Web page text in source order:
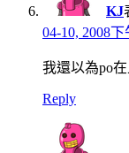
KJ
04-10, 2008下
我還以為po
Reply